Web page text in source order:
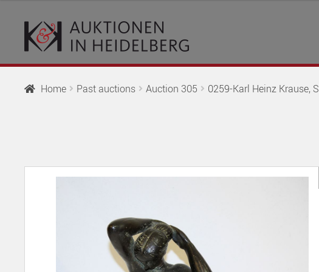
to
navigation
to
content
Home Past auctions Auction 305 0259-Karl Heinz Krause,